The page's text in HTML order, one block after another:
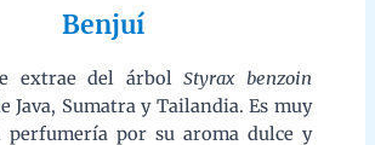
Olíbano
resina aromática obtenida de árboles
la antigüedad se ha usado en